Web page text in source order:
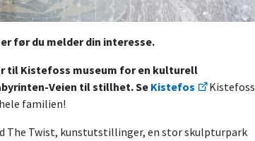
før du melder din interesse.
til Kistefoss museum for en kulturell
Veien til stillhet. SeKistefos
Kistefoss
familien!
The Twist, kunstutstillinger, en stor skulpturpark